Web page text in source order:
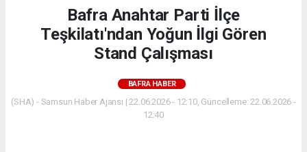
Bafra Anahtar Parti İlçe
Teşkilatı'ndan Yoğun İlgi Gören
Stand Çalışması
BAFRA HABER
(SHA) - Samsun Haber Ajansı | 22.06.2026 - 12:10, Güncelleme: 22.06.2026 -
12:40